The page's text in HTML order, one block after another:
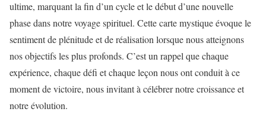
ultime, marquant la fin d’un cycle et le début d’une nouvelle
phase dans notre voyage spirituel. Cette carte mystique évoque le
sentiment de plénitude et de réalisation lorsque nous atteignons
nos objectifs les plus profonds. C’est un rappel que chaque
expérience, chaque défi et chaque leçon nous ont conduit à ce
moment de victoire, nous invitant à célébrer notre croissance et
notre évolution.